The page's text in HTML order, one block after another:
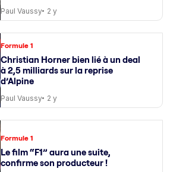
Paul Vaussy 2 y
Formule 1
Christian Horner bien lié à un deal
à 2,5 milliards sur la reprise
d’Alpine
Paul Vaussy 2 y
Formule 1
Le film “F1” aura une suite,
confirme son producteur !